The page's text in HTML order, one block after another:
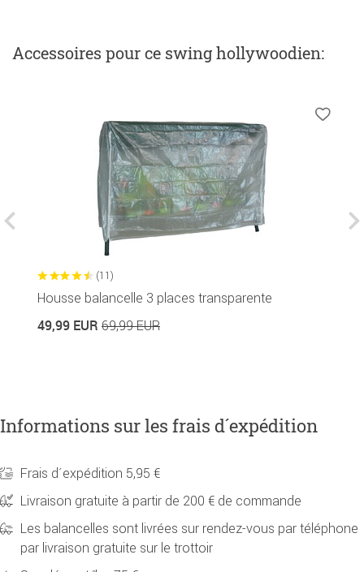
Accessoires pour ce swing hollywoodien:
(11)
Housse balancelle 3 places transparente
49,99 EUR 69,99 EUR
Informations sur les frais d´expédition
Frais d´expédition 5,95 €
Livraison gratuite à partir de 200 € de commande
Les balancelles sont livrées sur rendez-vous par téléphone
par livraison gratuite sur le trottoir